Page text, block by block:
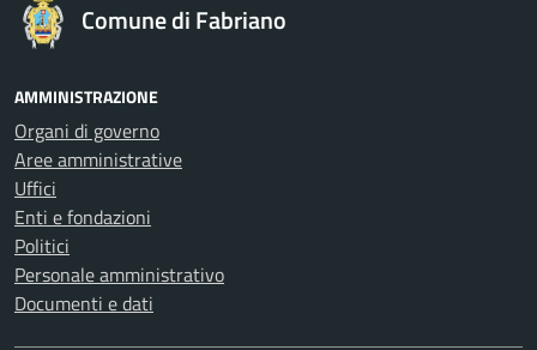
Comune di Fabriano
AMMINISTRAZIONE
Organi di governo
Aree amministrative
Uffici
Enti e fondazioni
Politici
Personale amministrativo
Documenti e dati